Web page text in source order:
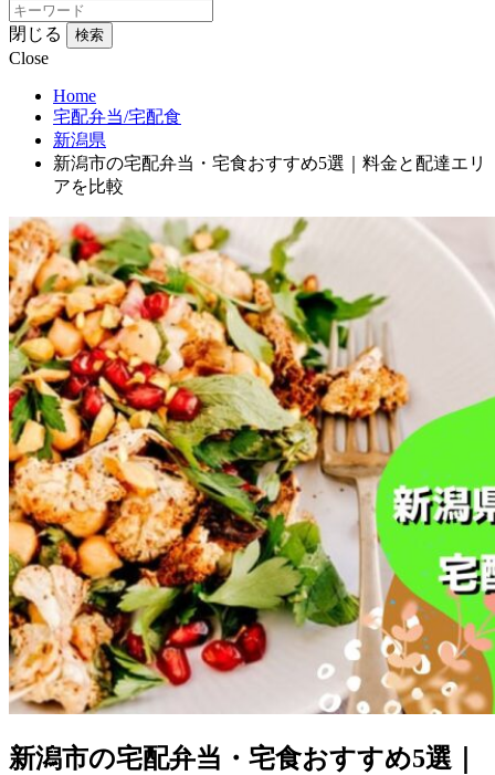
閉じる 検索
Close
Home
宅配弁当/宅配食
新潟県
新潟市の宅配弁当・宅食おすすめ5選｜料金と配達エリ
アを比較
新潟市の宅配弁当・宅食おすすめ5選｜